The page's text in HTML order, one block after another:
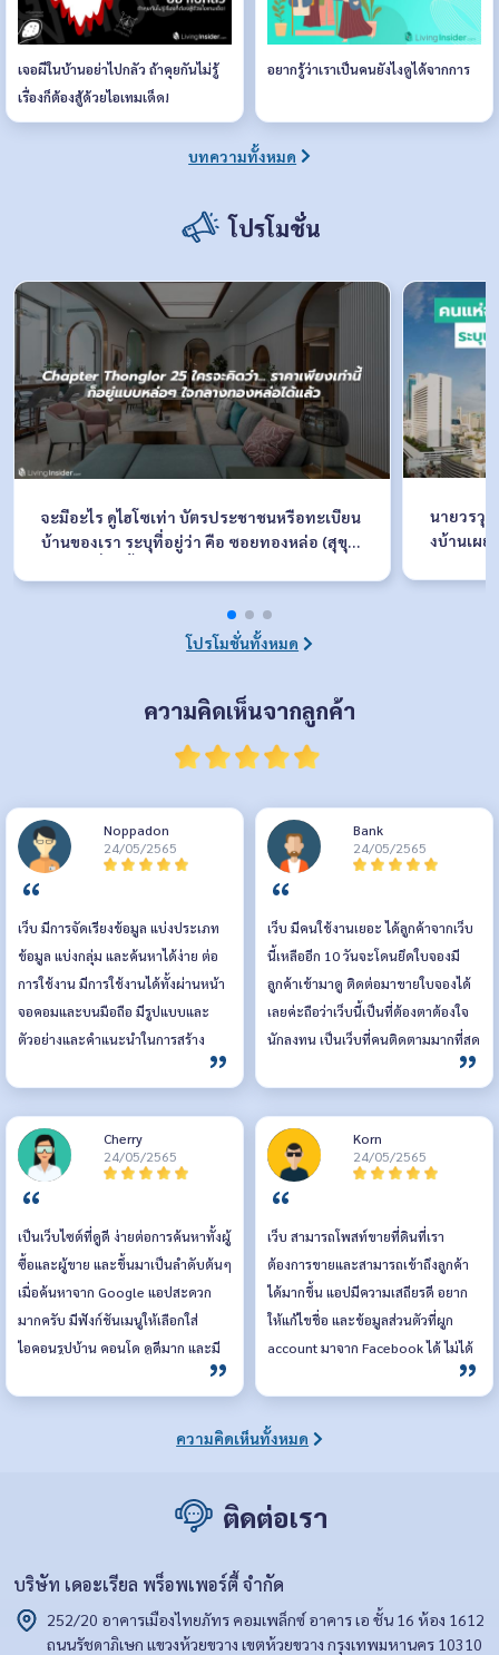
เจอผีในบ้านอย่าไปกลัว ถ้าคุยกันไม่รู้
เรื่องก็ต้องสู้ด้วยไอเทมเด็ด!
อยากรู้ว่าเราเป็นคนยังไงดูได้จากการ
บทความทั้งหมด
โปรโมชั่น
จะมีอะไร ดูไฮโซเท่า บัตรประชาชนหรือทะเบียน
บ้านของเรา ระบุที่อยู่ว่า คือ ซอยทองหล่อ (สุขุม
เพราะมันเหมือนสิ่งที่บอกฐานะและรสนิยมทาง
สังคมของคุณได้เป็นอย่างดี
นายวรวุ
งบ้านเผย
โปรโมชั่นทั้งหมด
ความคิดเห็นจากลูกค้า
Noppadon
24/05/2565
เว็บ มีการจัดเรียงข้อมูล แบ่งประเภท
ข้อมูล แบ่งกลุ่ม และค้นหาได้ง่าย ต่อ
การใช้งาน มีการใช้งานได้ทั้งผ่านหน้า
จอคอมและบนมือถือ มีรูปแบบและ
ตัวอย่างและคำแนะนำในการสร้าง
ประกาศขาย มีระบบหลังบ้านให้ผู้ขาย
ios สะดวกไม่ต้องเปิดคอม จะแก้ไข
จะติดตามประกาศ หาประกาศ ทำได้
สะดวกเหมือนทำผ่านคอม
Bank
24/05/2565
เว็บ มีคนใช้งานเยอะ ได้ลูกค้าจากเว็บ
นี้เหลืออีก 10 วันจะโดนยึดใบจองมี
ลูกค้าเข้ามาดู ติดต่อมาขายใบจองได้
เลยค่ะถือว่าเว็บนี้เป็นที่ต้องตาต้องใจ
นักลงทุน เป็นเว็บที่คนติดตามมากที่สุด
เลยค่ะ ส่วนแอป ช่วยให้ติดต่อกับลูกค้า
Cherry
24/05/2565
เป็นเว็บไซต์ที่ดูดี ง่ายต่อการค้นหาทั้งผู้
ซื้อและผู้ขาย และขึ้นมาเป็นลำดับต้นๆ
เมื่อค้นหาจาก Google แอปสะดวก
มากครับ มีฟังก์ชันเมนูให้เลือกใส่
ไอคอนรูปบ้าน คอนโด ดูดีมาก และมี
ข่าวสารต่างๆ เกี่ยวกับอสังหาริมทรัพย์
Korn
24/05/2565
เว็บ สามารถโพสท์ขายที่ดินที่เรา
ต้องการขายและสามารถเข้าถึงลูกค้า
ได้มากขึ้น แอปมีความเสถียรดี อยาก
ให้แก้ไขชื่อ และข้อมูลส่วนตัวที่ผูก
account มาจาก Facebook ได้ ไม่ได้
ความคิดเห็นทั้งหมด
ติดต่อเรา
บริษัท เดอะเรียล พร็อพเพอร์ตี้ จำกัด
252/20 อาคารเมืองไทยภัทร คอมเพล็กซ์ อาคาร เอ ชั้น 16 ห้อง 1612
ถนนรัชดาภิเษก แขวงห้วยขวาง เขตห้วยขวาง กรุงเทพมหานคร 10310